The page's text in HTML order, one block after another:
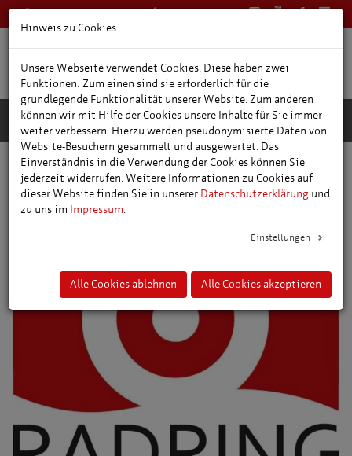
0361 66400
Freizeit- und Ausflugstipps
Radfahren & Wandern
Radring Erfurt
Hinweis zu Cookies
Unsere Webseite verwendet Cookies. Diese haben zwei
Funktionen: Zum einen sind sie erforderlich für die
grundlegende Funktionalität unserer Website. Zum anderen
können wir mit Hilfe der Cookies unsere Inhalte für Sie immer
weiter verbessern. Hierzu werden pseudonymisierte Daten von
Website-Besuchern gesammelt und ausgewertet. Das
Einverständnis in die Verwendung der Cookies können Sie
jederzeit widerrufen. Weitere Informationen zu Cookies auf
dieser Website finden Sie in unserer Datenschutzerklärung und
zu uns im Impressum.
Einstellungen
Alle Cookies ablehnen Alle Cookies akzeptieren